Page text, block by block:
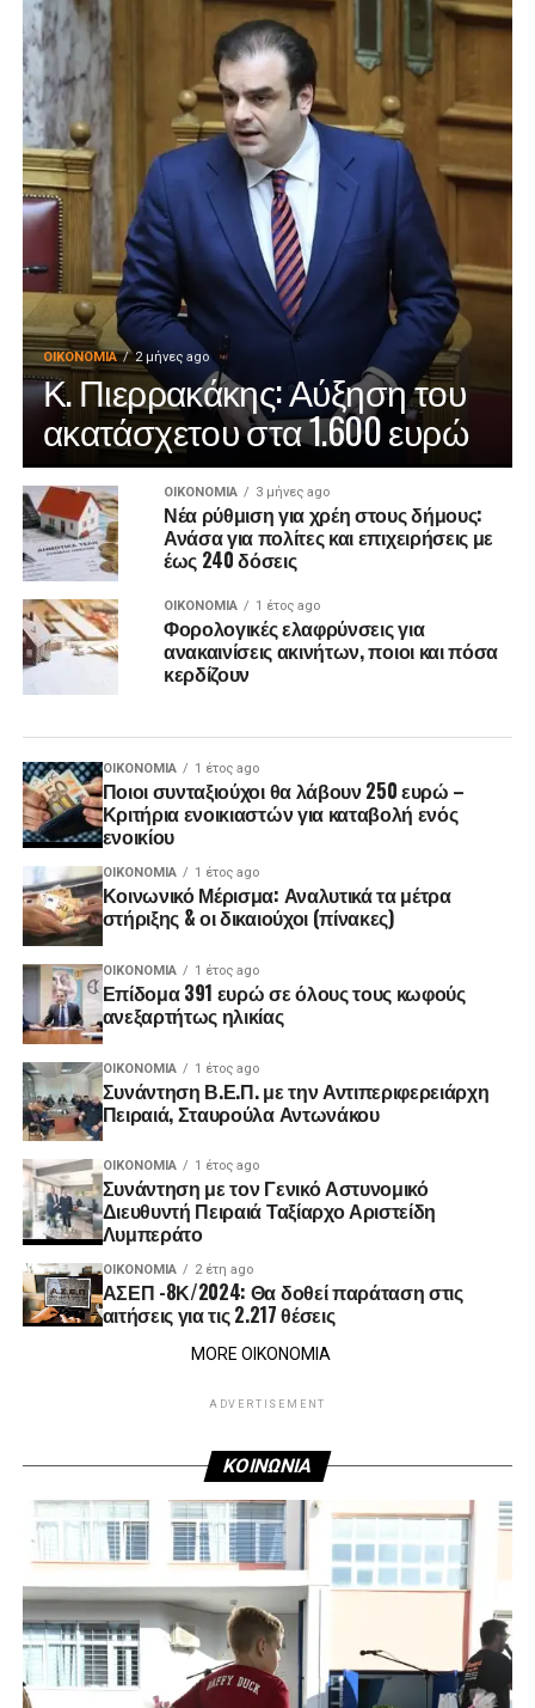
ΟΙΚΟΝΟΜΊΑ 2 μήνες ago
Κ. Πιερρακάκης: Αύξηση του
ακατάσχετου στα 1.600 ευρώ
ΟΙΚΟΝΟΜΊΑ 3 μήνες ago
Νέα ρύθμιση για χρέη στους δήμους:
Ανάσα για πολίτες και επιχειρήσεις με
έως 240 δόσεις
ΟΙΚΟΝΟΜΊΑ 1 έτος ago
Φορολογικές ελαφρύνσεις για
ανακαινίσεις ακινήτων, ποιοι και πόσα
κερδίζουν
ΟΙΚΟΝΟΜΊΑ 1 έτος ago
Ποιοι συνταξιούχοι θα λάβουν 250 ευρώ –
Κριτήρια ενοικιαστών για καταβολή ενός
ενοικίου
ΟΙΚΟΝΟΜΊΑ 1 έτος ago
Κοινωνικό Μέρισμα: Αναλυτικά τα μέτρα
στήριξης & οι δικαιούχοι (πίνακες)
ΟΙΚΟΝΟΜΊΑ 1 έτος ago
Επίδομα 391 ευρώ σε όλους τους κωφούς
ανεξαρτήτως ηλικίας
ΟΙΚΟΝΟΜΊΑ 1 έτος ago
Συνάντηση Β.Ε.Π. με την Αντιπεριφερειάρχη
Πειραιά, Σταυρούλα Αντωνάκου
ΟΙΚΟΝΟΜΊΑ 1 έτος ago
Συνάντηση με τον Γενικό Αστυνομικό
Διευθυντή Πειραιά Ταξίαρχο Αριστείδη
Λυμπεράτο
ΟΙΚΟΝΟΜΊΑ 2 έτη ago
ΑΣΕΠ -8Κ/2024: Θα δοθεί παράταση στις
αιτήσεις για τις 2.217 θέσεις
MORE ΟΙΚΟΝΟΜΙΑ
ADVERTISEMENT
ΚΟΙΝΩΝΙΑ